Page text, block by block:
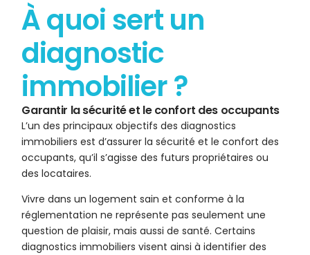
À quoi sert un
diagnostic
immobilier ?
Garantir la sécurité et le confort des occupants
L’un des principaux objectifs des diagnostics
immobiliers est d’assurer la sécurité et le confort des
occupants, qu’il s’agisse des futurs propriétaires ou
des locataires.
Vivre dans un logement sain et conforme à la
réglementation ne représente pas seulement une
question de plaisir, mais aussi de santé. Certains
diagnostics immobiliers visent ainsi à identifier des